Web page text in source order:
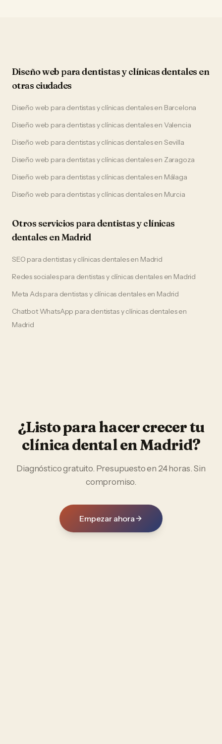
Diseño web paradentistas y clínicas dentales en
otras ciudades
Diseño web para dentistas y clínicas dentalesen Barcelona
Diseño web para dentistas y clínicas dentalesen Valencia
Diseño web para dentistas y clínicas dentalesen Sevilla
Diseño web para dentistas y clínicas dentalesen Zaragoza
Diseño web para dentistas y clínicas dentalesen Málaga
Diseño web para dentistas y clínicas dentalesen Murcia
Otros servicios paradentistas y clínicas
dentales enMadrid
SEO para dentistas y clínicas dentalesen Madrid
Redes socialespara dentistas y clínicas dentalesen Madrid
Meta Adspara dentistas y clínicas dentalesen Madrid
Chatbot WhatsApp para dentistas y clínicas dentalesen
Madrid
¿Listo para hacer crecer tu
clínica dentalenMadrid?
Diagnóstico gratuito. Presupuesto en 24 horas. Sin
compromiso.
Empezar ahora